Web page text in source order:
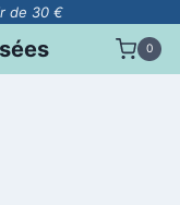
de 30 €
0